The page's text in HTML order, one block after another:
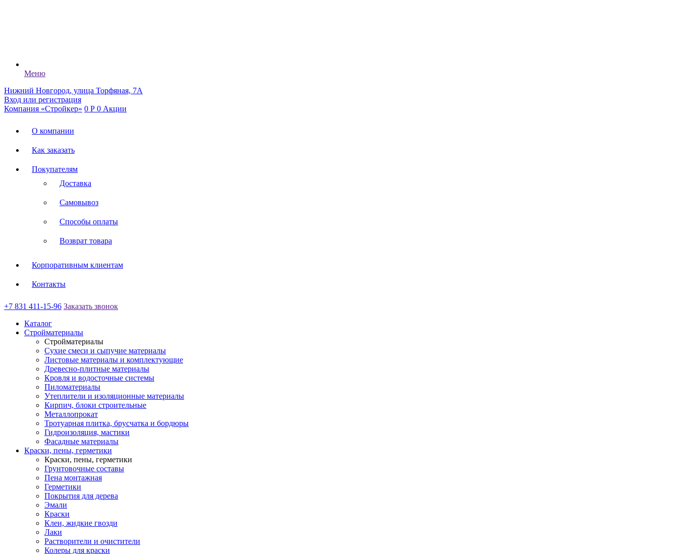
Меню
Нижний Новгород, улица Торфяная, 7А
Вход или регистрация
Компания «Стройкер» 0 Р 0 Акции
О компании
Как заказать
Покупателям
Доставка
Самовывоз
Способы оплаты
Возврат товара
Корпоративным клиентам
Контакты
+7 831 411-15-96 Заказать звонок
Каталог
Стройматериалы
Стройматериалы
Сухие смеси и сыпучие материалы
Листовые материалы и комплектующие
Древесно-плитные материалы
Кровля и водосточные системы
Пиломатериалы
Утеплители и изоляционные материалы
Кирпич, блоки строительные
Металлопрокат
Тротуарная плитка, брусчатка и бордюры
Гидроизоляция, мастики
Фасадные материалы
Краски, пены, герметики
Краски, пены, герметики
Грунтовочные составы
Пена монтажная
Герметики
Покрытия для дерева
Эмали
Краски
Клеи, жидкие гвозди
Лаки
Растворители и очистители
Колеры для краски